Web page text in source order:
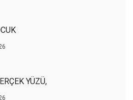
YÜZÜ,